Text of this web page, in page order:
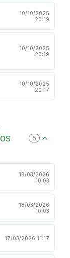
10/10/2025
20:19
10/10/2025
20:19
10/10/2025
20:17
5
18/03/2026
10:03
18/03/2026
10:03
17/03/2026 11:17